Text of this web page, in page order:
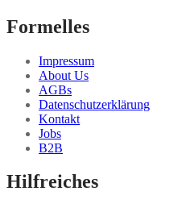
Formelles
Impressum
About Us
AGBs
Datenschutzerklärung
Kontakt
Jobs
B2B
Hilfreiches